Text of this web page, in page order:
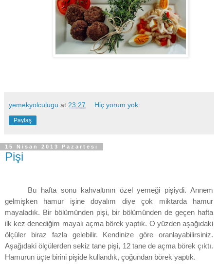
yemekyolculugu at 23:27 Hiç yorum yok:
Paylaş
15 Nisan 2013 Pazartesi
Pişi
Bu hafta sonu kahvaltının özel yemeği pişiydi. Annem
gelmişken hamur işine doyalım diye çok miktarda hamur
mayaladık. Bir bölümünden pişi, bir bölümünden de geçen hafta
ilk kez denediğim mayalı açma börek yaptık. O yüzden aşağıdaki
ölçüler biraz fazla gelebilir. Kendinize göre oranlayabilirsiniz.
Aşağıdaki ölçülerden sekiz tane pişi, 12 tane de açma börek çıktı.
Hamurun üçte birini pişide kullandık, çoğundan börek yaptık.